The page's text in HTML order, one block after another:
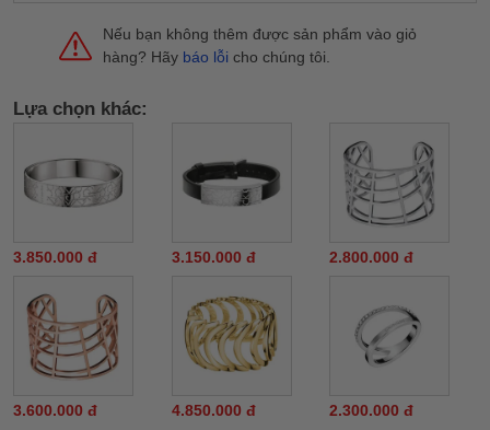
Nếu bạn không thêm được sản phẩm vào giỏ
hàng? Hãy báo lỗi cho chúng tôi.
Lựa chọn khác:
3.850.000 đ 3.150.000 đ 2.800.000 đ
3.600.000 đ 4.850.000 đ 2.300.000 đ